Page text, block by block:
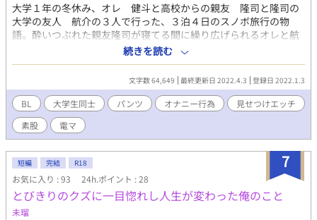
大学１年の冬休み、オレ 健斗と高校からの親友 隆司と隆司の
大学の友人 航介の３人で行った、３泊４日のスノボ旅行の物
語。酔いつぶれた親友隆司が寝てる間に繰り広げられるオレと航
介のムズキュンなエッチすれすれの２人の戯れをきっかけに、少
しずつ少しずつ快楽におぼれていく２人。２人だけの禁断の関係
に親友隆司が絡み合う微妙な三角関係が始まっていく。愛と友情
の間で揺れ動く３人の男の子のエッチな関係はどんな結末を迎え
るのだろうか。
続きを読む
文字数 64,649 最終更新日 2022.4.3 登録日 2022.1.3
BL 大学生同士 パンツ オナニー行為
見せつけエッチ
素股
電マ
7
短編 完結 R18
お気に入り : 93 24h.ポイント : 28
とびきりのクズに一目惚れし人生が変わった俺のこと
未瑠